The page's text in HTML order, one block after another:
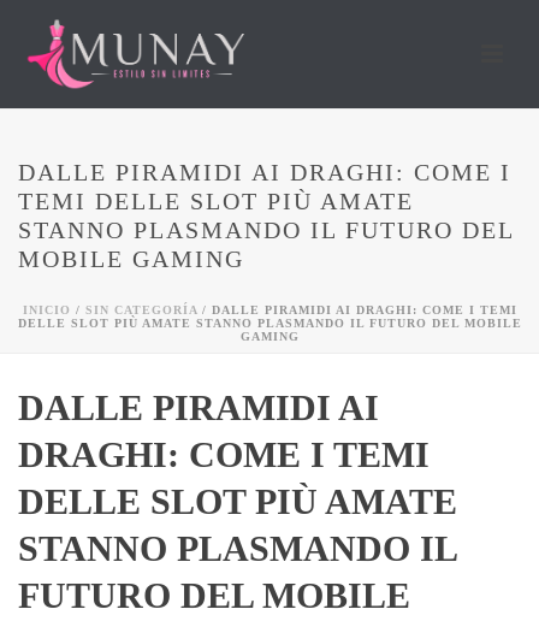
DALLE PIRAMIDI AI DRAGHI: COME I
TEMI DELLE SLOT PIÙ AMATE
STANNO PLASMANDO IL FUTURO DEL
MOBILE GAMING
INICIO / SIN CATEGORÍA / DALLE PIRAMIDI AI DRAGHI: COME I TEMI
DELLE SLOT PIÙ AMATE STANNO PLASMANDO IL FUTURO DEL MOBILE
GAMING
DALLE PIRAMIDI AI
DRAGHI: COME I TEMI
DELLE SLOT PIÙ AMATE
STANNO PLASMANDO IL
FUTURO DEL MOBILE